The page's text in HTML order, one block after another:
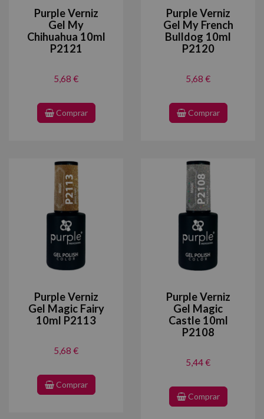
Purple Verniz
Gel My
Chihuahua 10ml
P2121
5,68 €
Comprar
Purple Verniz
Gel My French
Bulldog 10ml
P2120
5,68 €
Comprar
Purple Verniz
Gel Magic Fairy
10ml P2113
5,68 €
Comprar
Purple Verniz
Gel Magic
Castle 10ml
P2108
5,44 €
Comprar